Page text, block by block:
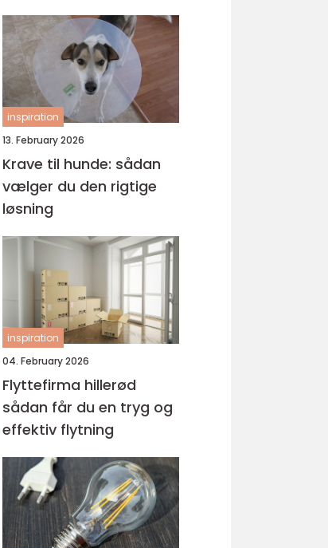
inspiration
13. February 2026
Krave til hunde: sådan
vælger du den rigtige
løsning
inspiration
04. February 2026
Flyttefirma hillerød
sådan får du en tryg og
effektiv flytning